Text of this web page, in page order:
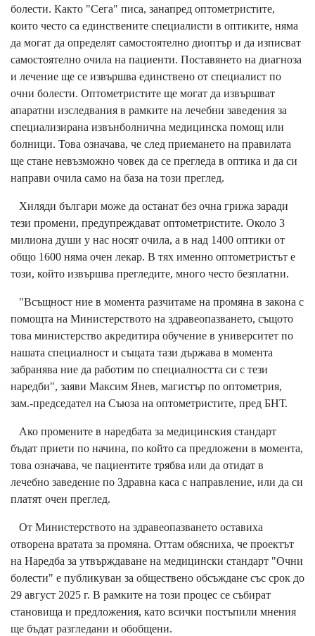
болести. Както "Сега" писа, занапред оптометристите,
които често са единствените специалисти в оптиките, няма
да могат да определят самостоятелно диоптър и да изписват
самостоятелно очила на пациенти. Поставянето на диагноза
и лечение ще се извършва единствено от специалист по
очни болести. Оптометристите ще могат да извършват
апаратни изследвания в рамките на лечебни заведения за
специализирана извънболнична медицинска помощ или
болници. Това означава, че след приемането на правилата
ще стане невъзможно човек да се прегледа в оптика и да си
направи очила само на база на този преглед.
Хиляди българи може да останат без очна грижа заради
тези промени, предупреждават оптометристите. Около 3
милиона души у нас носят очила, а в над 1400 оптики от
общо 1600 няма очен лекар. В тях именно оптометристът е
този, който извършва прегледите, много често безплатни.
"Всъщност ние в момента разчитаме на промяна в закона с
помощта на Министерството на здравеопазването, същото
това министерство акредитира обучение в университет по
нашата специалност и същата тази държава в момента
забранява ние да работим по специалността си с тези
наредби", заяви Максим Янев, магистър по оптометрия,
зам.-председател на Съюза на оптометристите, пред БНТ.
Ако промените в наредбата за медицинския стандарт
бъдат приети по начина, по който са предложени в момента,
това означава, че пациентите трябва или да отидат в
лечебно заведение по Здравна каса с направление, или да си
платят очен преглед.
От Министерството на здравеопазването оставиха
отворена вратата за промяна. Оттам обясниха, че проектът
на Наредба за утвърждаване на медицински стандарт "Очни
болести" е публикуван за обществено обсъждане със срок до
29 август 2025 г. В рамките на този процес се събират
становища и предложения, като всички постъпили мнения
ще бъдат разгледани и обобщени.